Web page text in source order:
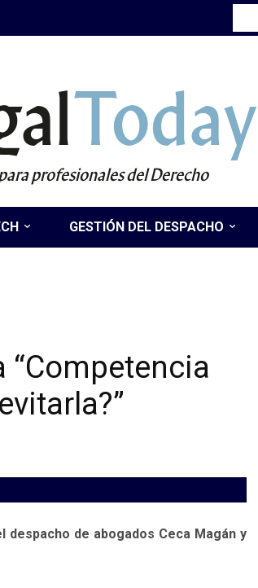
Today
profesionales del Derecho
GESTIÓN DEL DESPACHO
de abogados Ceca Magán y